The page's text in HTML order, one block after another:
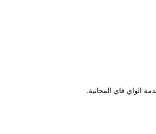
الواي فاي المجانية.